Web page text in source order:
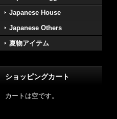
Japanese House
Japanese Others
夏物アイテム
ショッピングカート
カートは空です。